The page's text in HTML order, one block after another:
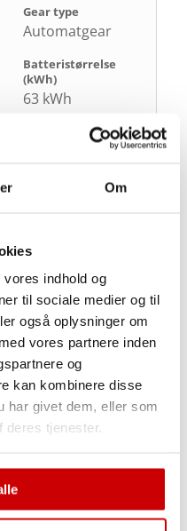
Om
indhold og
til sociale medier og til
også oplysninger om
vores partnere inden
og
kan kombinere disse
har givet dem, eller som
deres tjenester.
Gear type
Automatgear
Batteristørrelse
(kWh)
63 kWh
Ladeeffekt DC
ell
Rækkevidde (El)
403 km
ABS